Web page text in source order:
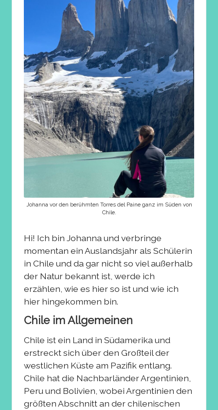
Johanna vor den berühmten Torres del Paine ganz im Süden von
Chile.
Hi! Ich bin Johanna und verbringe
momentan ein Auslandsjahr als Schülerin
in Chile und da gar nicht so viel außerhalb
der Natur bekannt ist, werde ich
erzählen, wie es hier so ist und wie ich
hier hingekommen bin.
Chile im Allgemeinen
Chile ist ein Land in Südamerika und
erstreckt sich über den Großteil der
westlichen Küste am Pazifik entlang.
Chile hat die Nachbarländer Argentinien,
Peru und Bolivien, wobei Argentinien den
größten Abschnitt an der chilenischen